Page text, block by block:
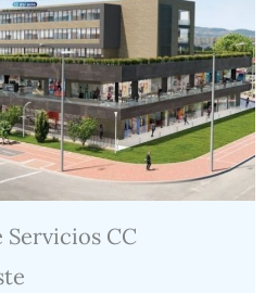
Servicios CC